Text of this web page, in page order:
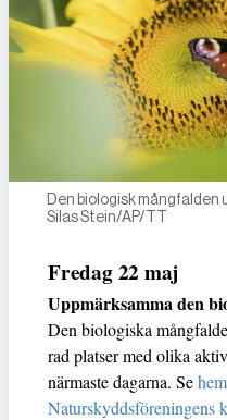
Den biologisk mångfalden
Silas Stein/AP/TT
Fredag 22 maj
Uppmärksamma den
Den biologiska
rad platser med olika
närmaste dagarna. Se
Naturskyddsföreningens